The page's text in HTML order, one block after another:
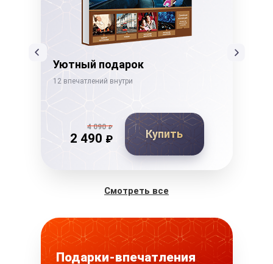
Уютный подарок
12 впечатлений внутри
4 090₽
2 490 ₽ Купить
Смотреть все
Подарки-впечатления